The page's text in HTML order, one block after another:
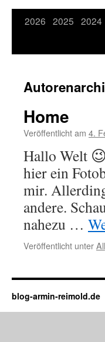
2026 2025 2024
Home
Veröffentlicht am 4.
Hallo Welt
hier ein
mir.
andere.
nahezu …
Veröffentlicht unter
blog-armin-reimold.de